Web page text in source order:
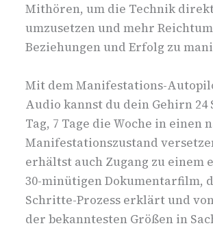
Mithören, um die Technik
umzusetzen und mehr
Beziehungen und Erfolg zu
Mit dem Manifestations-
Audio kannst du dein Gehirn 24
Tag, 7 Tage die Woche in einen
Manifestationszustand
erhältst auch Zugang zu einem
30-minütigen Dokumentarfilm,
Schritte-Prozess erklärt und
der bekanntesten Größen in